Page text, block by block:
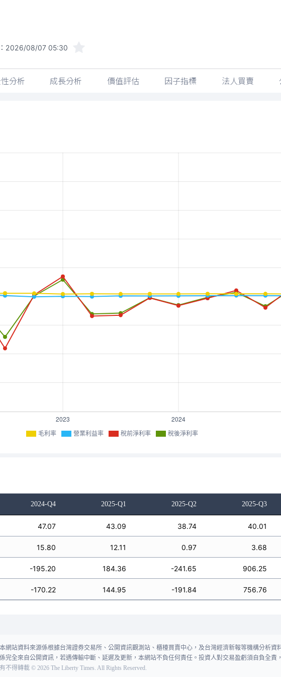
2026/08/07 05:30
分析 成長分析 價值評估 因子指標 法人買賣
毛利率 營業利益率 稅前淨利率 稅後淨利率
2024-Q4 2025-Q1 2025-Q2 2025-Q3
47.07 43.09 38.74 40.01
15.80 12.11 0.97 3.68
-195.20 184.36 -241.65 906.25
-170.22 144.95 -191.84 756.76
網站資料來源係根據台灣證券交易所、公開資訊觀測站、櫃檯買賣中心，及台灣經濟新報等機構分析
完全來自公開資訊，若遇傳輸中斷、延遲及更新，本網站不負任何責任。投資人對交易盈虧須自負全責
不得轉載 © 2026 The Liberty Times. All Rights Reserved.